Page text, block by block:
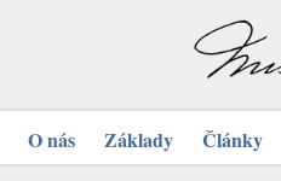
O nás Základy Články